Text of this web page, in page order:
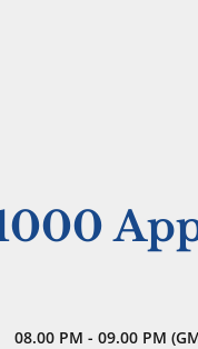
08.00 PM - 09.00 PM